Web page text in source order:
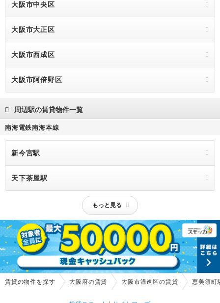
大阪市中央区
大阪市大正区
大阪市西成区
大阪市阿倍野区
周辺駅の賃貸物件一覧
南海電鉄南海本線
新今宮駅
天下茶屋駅
もっと見る
賃貸の物件を探す 大阪府の賃貸 大阪市浪速区の賃貸 恵美須町